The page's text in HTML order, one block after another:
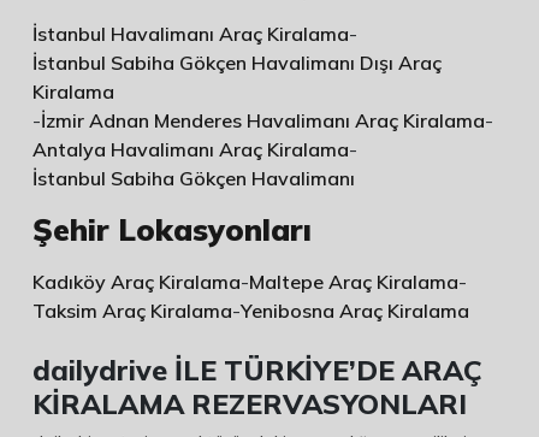
İstanbul Havalimanı Araç Kiralama-
İstanbul Sabiha Gökçen Havalimanı Dışı Araç
Kiralama
-İzmir Adnan Menderes Havalimanı Araç Kiralama-
Antalya Havalimanı Araç Kiralama-
İstanbul Sabiha Gökçen Havalimanı
Şehir Lokasyonları
Kadıköy Araç Kiralama-Maltepe Araç Kiralama-
Taksim Araç Kiralama-Yenibosna Araç Kiralama
dailydrive İLE TÜRKİYE’DE ARAÇ
KİRALAMA REZERVASYONLARI